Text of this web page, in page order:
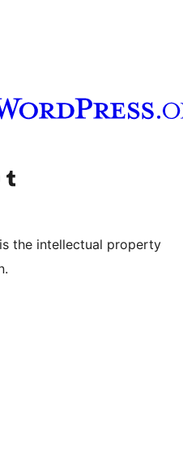
TikTok
náš kanál YouTube
Navštívte náš účet na platforme Tumblr
the intellectual property